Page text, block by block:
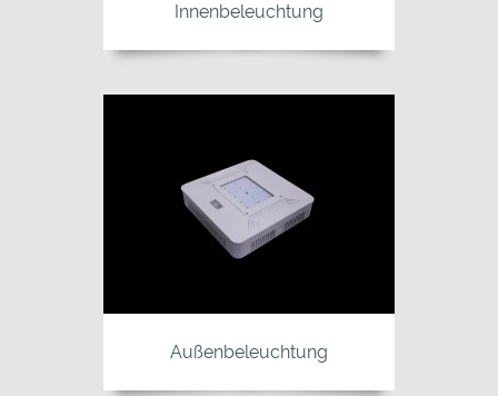
Innenbeleuchtung
Außenbeleuchtung